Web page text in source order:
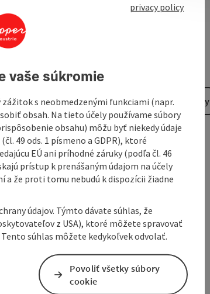
from outside.
Send inquiry
privacy policy
vaše súkromie
s neobmedzenými funkciami (napr.
obsah. Na tieto účely používame súbory
obsahu) môžu byť niekedy údaje
49 ods. 1 písmeno a GDPR), ktoré
EÚ ani príhodné záruky (podľa čl. 46
prístup k prenášaným údajom na účely
že proti tomu nebudú k dispozícii žiadne
údajov. Týmto dávate súhlas, že
z USA), ktoré môžete spravovať
súhlas môžete kedykoľvek odvolať.
Povoliť všetky súbory
cookie